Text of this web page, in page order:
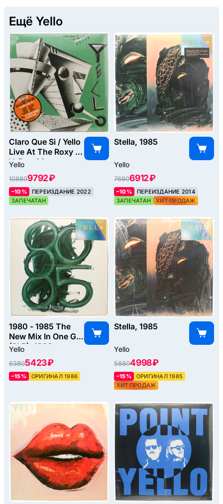
Ещё Yello
Claro Que Si / Yello
Live At The Roxy N.
Y. Dec 83
Yello
108809792 ₽
–10%
ПЕРЕИЗДАНИЕ 2022
ЗАПЕЧАТАН
Stella, 1985
Yello
76806912 ₽
–10%
ПЕРЕИЗДАНИЕ 2014
ЗАПЕЧАТАН
ХИТ ПРОДАЖ
1980 - 1985 The
New Mix In One Go
(2LP), 1986
Yello
63805423 ₽
–15% ОРИГИНАЛ 1986
Stella, 1985
Yello
58804998 ₽
–15%
ОРИГИНАЛ 1985
ХИТ ПРОДАЖ